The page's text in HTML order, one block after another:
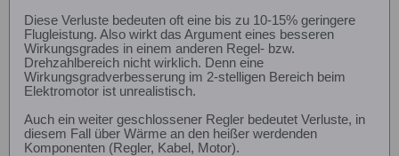
Diese Verluste bedeuten oft eine bis zu 10-15% geringere
Flugleistung. Also wirkt das Argument eines besseren
Wirkungsgrades in einem anderen Regel- bzw.
Drehzahlbereich nicht wirklich. Denn eine
Wirkungsgradverbesserung im 2-stelligen Bereich beim
Elektromotor ist unrealistisch.
Auch ein weiter geschlossener Regler bedeutet Verluste, in
diesem Fall über Wärme an den heißer werdenden
Komponenten (Regler, Kabel, Motor).